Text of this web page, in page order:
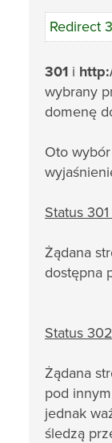
Redirect
301 i
wybrany
domenę
Oto
Status 301
Żądana
dostępna
Status 302
Żądana
pod
jednak
śledzą